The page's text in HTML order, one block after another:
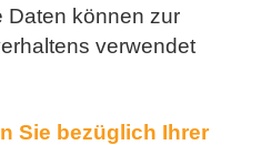
Daten können zur
verwendet
Sie bezüglich Ihrer